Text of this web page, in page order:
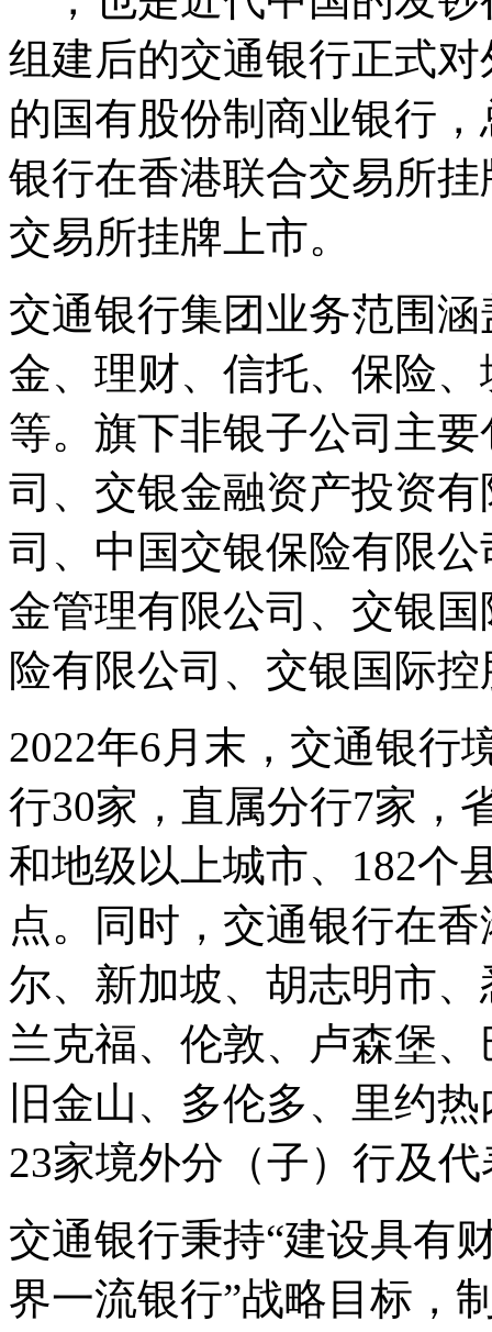
组建后的交通银行正式
的国有股份制商业银行
银行在香港联合交易所
交易所挂牌上市。
交通银行集团业务范围
金、理财、信托、保险
等。旗下非银子公司主
司、交银金融资产投资
司、中国交银保险有限
金管理有限公司、交银
险有限公司、交银国际
2022年6月末，交通银行
行30家，直属分行7家，
和地级以上城市、182个
点。同时，交通银行在
尔、新加坡、胡志明市
兰克福、伦敦、卢森堡
旧金山、多伦多、里约
23家境外分（子）行及
交通银行秉持“建设具有
界一流银行”战略目标，